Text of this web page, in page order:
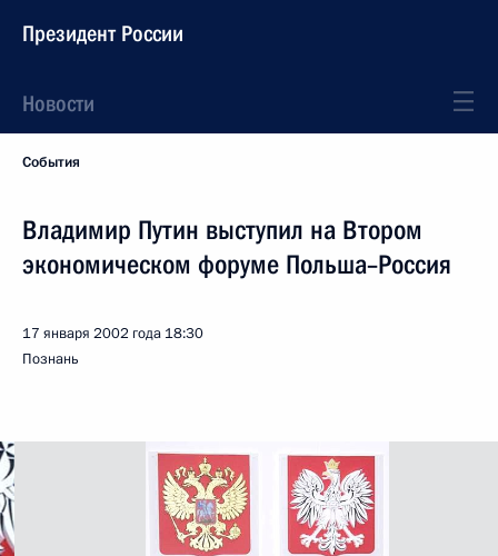
Президент России
Новости
События
Владимир Путин выступил на Втором
экономическом форуме Польша–Россия
17 января 2002 года 18:30
Познань